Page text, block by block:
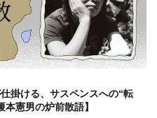
掛ける、サスペンスへの“転
憲男の炉前散語】